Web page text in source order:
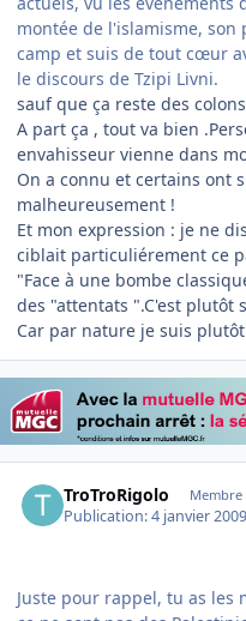
montée de l'islamisme, son
camp et suis de tout cœur
le discours de Tzipi Livni.
sauf que ça reste des
A part ça , tout va bien
envahisseur vienne dans
On a connu et certains ont
malheureusement !
Et mon expression : je ne
ciblait particuliérement ce
"Face à une bombe
des "attentats ".C'est plutôt
Car par nature je suis
TroTroRigolo Membre
Publication:4 janvier 2009
Juste pour rappel, tu as les